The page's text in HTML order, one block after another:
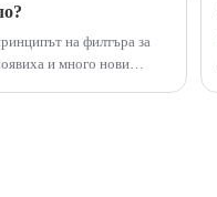
на филтъра за
и много нови